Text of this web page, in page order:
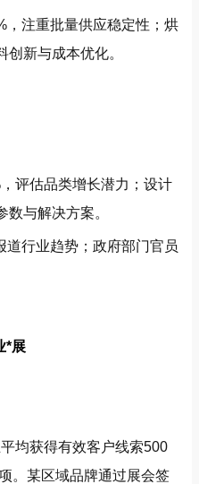
，注重批量供应稳定性；烘
新与成本优化。
评估品类增长潜力；设计
数与解决方案。
道行业趋势；政府部门官员
*展
均获得有效客户线索500
。某区域品牌通过展会签